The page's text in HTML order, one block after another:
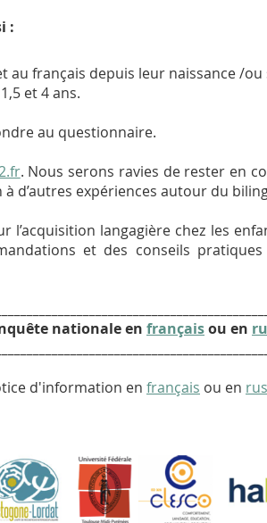
:
au français depuis leur naissance /
et 4 ans.
au questionnaire.
. Nous serons ravies de rester en
d’autres expériences autour du
l’acquisition langagière chez les
et des conseils
nationale en françaisou en
d'information en français ou en